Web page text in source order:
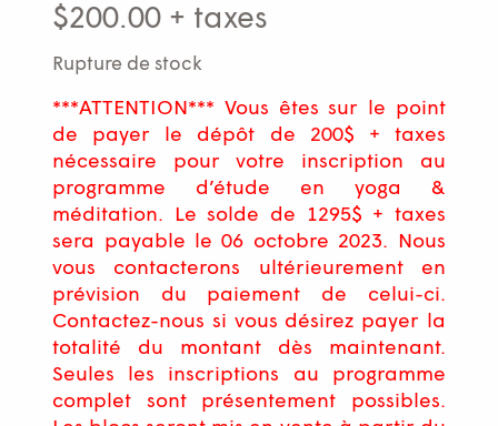
$200.00 + taxes
Rupture de stock
***ATTENTION*** Vous êtes sur le point
de payer le dépôt de 200$ + taxes
nécessaire pour votre inscription au
programme d’étude en yoga &
méditation. Le solde de 1295$ + taxes
sera payable le 06 octobre 2023. Nous
vous contacterons ultérieurement en
prévision du paiement de celui-ci.
Contactez-nous si vous désirez payer la
totalité du montant dès maintenant.
Seules les inscriptions au programme
complet sont présentement possibles.